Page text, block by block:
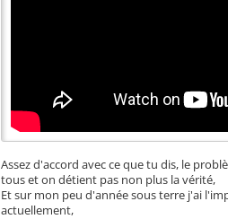
Assez d'accord avec ce que tu dis, le
tous et on détient pas non plus la vérité,
Et sur mon peu d'année sous terre j'ai
actuellement,